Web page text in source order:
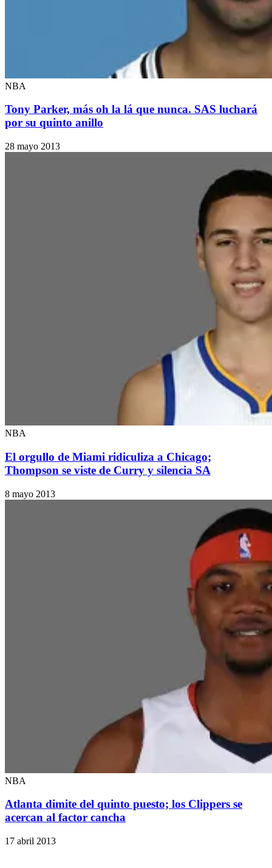
NBA
Tony Parker, más oh la lá que nunca. SAS luchará
por su quinto anillo
28 mayo 2013
NBA
El orgullo de Miami ridiculiza a Chicago;
Thompson se viste de Curry y silencia SA
8 mayo 2013
NBA
Atlanta dimite del quinto puesto; los Clippers se
acercan al factor cancha
17 abril 2013